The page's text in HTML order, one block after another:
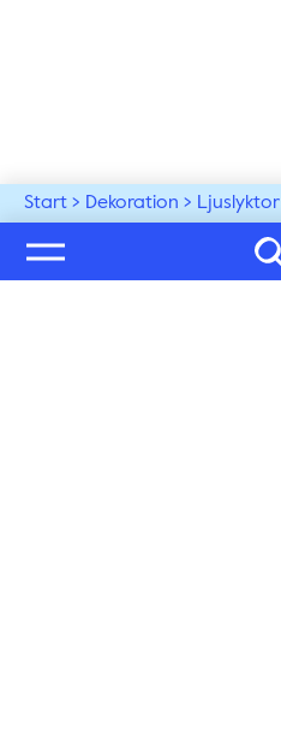
Start Dekoration Ljuslyktor